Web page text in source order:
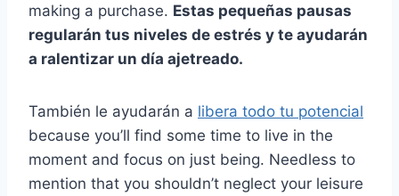
making a purchase. Estas pequeñas pausas
regularán tus niveles de estrés y te ayudarán
a ralentizar un día ajetreado.
También le ayudarán a libera todo tu potencial
because you’ll find some time to live in the
moment and focus on just being. Needless to
mention that you shouldn’t neglect your leisure